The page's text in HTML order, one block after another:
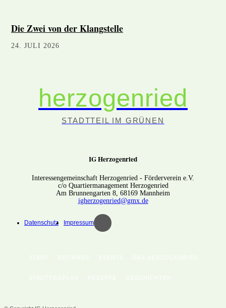
Die Zwei von der Klangstelle
24. JULI 2026
herzogenried
STADTTEIL IM GRÜNEN
IG Herzogenried
Interessengemeinschaft Herzogenried - Förderverein e.V.
c/o Quartiermanagement Herzogenried
Am Brunnengarten 8, 68169 Mannheim
igherzogenried@gmx.de
Datenschutz Impressum